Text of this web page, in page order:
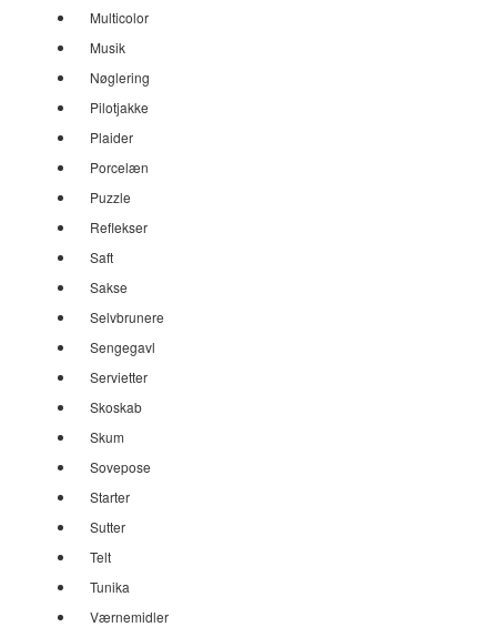
Multicolor
Musik
Nøglering
Pilotjakke
Plaider
Porcelæn
Puzzle
Reflekser
Saft
Sakse
Selvbrunere
Sengegavl
Servietter
Skoskab
Skum
Sovepose
Starter
Sutter
Telt
Tunika
Værnemidler